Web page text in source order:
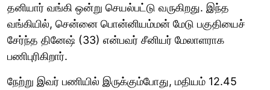
தனியார் வங்கி ஒன்று செயல்பட்டு வருகிறது. இந்த
வங்கியில், சென்னை பொன்னியம்மன் மேடு பகுதியைச்
சேர்ந்த தினேஷ் (33) என்பவர் சீனியர் மேலாளராக
பணிபுரிகிறார்.
நேற்று இவர் பணியில் இருக்கும்போது, மதியம் 12.45